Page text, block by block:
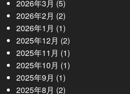
2026年3月 (5)
2026年2月 (2)
2026年1月 (1)
2025年12月 (2)
2025年11月 (1)
2025年10月 (1)
2025年9月 (1)
2025年8月 (2)